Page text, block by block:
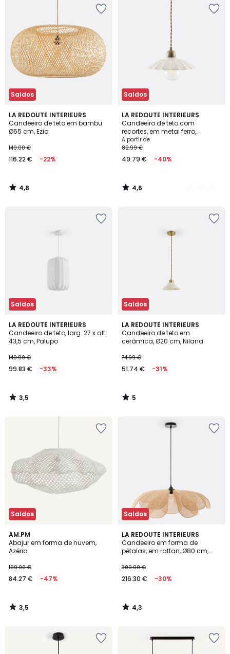
Saldos
LA REDOUTE INTERIEURS
Candeeiro de teto em bambu
Ø65 cm, Ezia
149.00 €
116.22 € -22%
4,8
/ 5
4,8
/
Saldos
LA REDOUTE INTERIEURS
Candeeiro de teto com
recortes, em metal ferro,
Festonia
A partir de
82.99 €
49.79 € -40%
4,6
/ 5
2
Cores
4,6
/
Saldos
LA REDOUTE INTERIEURS
Candeeiro de teto, larg. 27 x alt.
43,5 cm, Palupo
149.00 €
99.83 € -33%
3,5
/ 5
3,5
/
Saldos
LA REDOUTE INTERIEURS
Candeeiro de teto em
cerâmica, Ø20 cm, Nilana
74.99 €
51.74 € -31%
5
/
5
5
/
Saldos
AM.PM
Abajur em forma de nuvem,
Azéria
159.00 €
84.27 € -47%
3,5
/ 5
3,5
/
Saldos
LA REDOUTE INTERIEURS
Candeeiro em forma de
pétalas, em rattan, Ø80 cm,
309.00 €
216.30 € -30%
4,3
/ 5
4,3
/